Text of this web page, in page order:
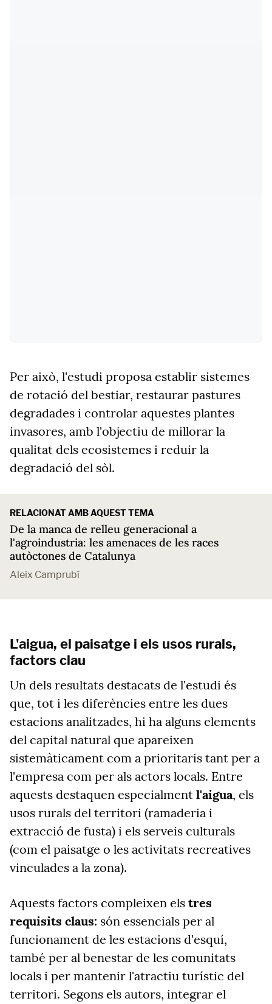
Per això, l'estudi proposa establir sistemes
de rotació del bestiar, restaurar pastures
degradades i controlar aquestes plantes
invasores, amb l'objectiu de millorar la
qualitat dels ecosistemes i reduir la
degradació del sòl.
RELACIONAT AMB AQUEST TEMA
De la manca de relleu generacional a
l'agroindustria: les amenaces de les races
autòctones de Catalunya
Aleix Camprubí
L'aigua, el paisatge i els usos rurals,
factors clau
Un dels resultats destacats de l'estudi és
que, tot i les diferències entre les dues
estacions analitzades, hi ha alguns elements
del capital natural que apareixen
sistemàticament com a prioritaris tant per a
l'empresa com per als actors locals. Entre
aquests destaquen especialment l'aigua, els
usos rurals del territori (ramaderia i
extracció de fusta) i els serveis culturals
(com el paisatge o les activitats recreatives
vinculades a la zona).
Aquests factors compleixen els tres
requisits claus: són essencials per al
funcionament de les estacions d'esquí,
també per al benestar de les comunitats
locals i per mantenir l'atractiu turístic del
territori. Segons els autors, integrar el